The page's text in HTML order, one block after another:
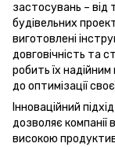
застосувань – від
будівельних
виготовлені
довговічність та
робить їх
до оптимізації
Інноваційний
дозволяє компанії
високою